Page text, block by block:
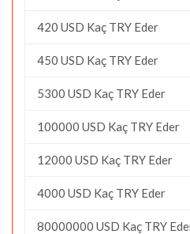
420 USD Kaç TRY Eder
450 USD Kaç TRY Eder
5300 USD Kaç TRY Eder
100000 USD Kaç TRY Eder
12000 USD Kaç TRY Eder
4000 USD Kaç TRY Eder
80000000 USD Kaç TRY